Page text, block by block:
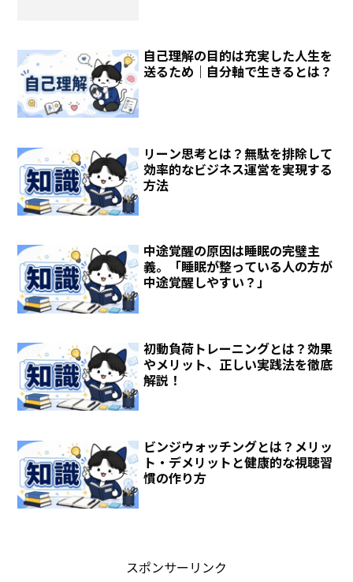
自己理解の目的は充実した人生を
送るため｜自分軸で生きるとは？
リーン思考とは？無駄を排除して
効率的なビジネス運営を実現する
方法
中途覚醒の原因は睡眠の完璧主
義。「睡眠が整っている人の方が
中途覚醒しやすい？」
初動負荷トレーニングとは？効果
やメリット、正しい実践法を徹底
解説！
ビンジウォッチングとは？メリッ
ト・デメリットと健康的な視聴習
慣の作り方
スポンサーリンク